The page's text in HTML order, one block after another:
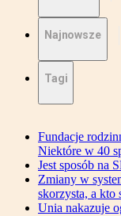
Najnowsze
Tagi
Fundacje
Niektóre w 40
Jest sposób na
Zmiany w
skorzysta, a kto
Unia nakazuje